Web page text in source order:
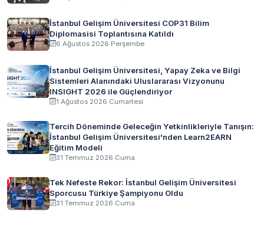
İstanbul Gelişim Üniversitesi COP31 Bilim
Diplomasisi Toplantısına Katıldı
6 Ağustos 2026 Perşembe
İstanbul Gelişim Üniversitesi, Yapay Zeka ve Bilgi
Sistemleri Alanındaki Uluslararası Vizyonunu
INSIGHT 2026 ile Güçlendiriyor
1 Ağustos 2026 Cumartesi
Tercih Döneminde Geleceğin Yetkinlikleriyle Tanışın:
İstanbul Gelişim Üniversitesi'nden Learn2EARN
Eğitim Modeli
31 Temmuz 2026 Cuma
Tek Nefeste Rekor: İstanbul Gelişim Üniversitesi
Sporcusu Türkiye Şampiyonu Oldu
31 Temmuz 2026 Cuma